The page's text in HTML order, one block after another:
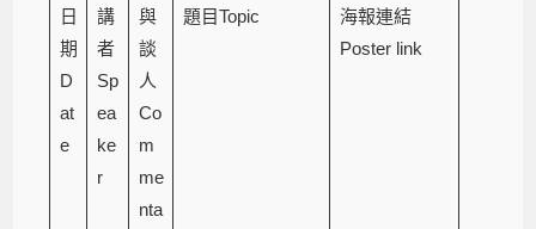
日
期
D
at
e
講
者
Sp
ea
ke
r
與
談
人
Co
m
me
nta
題目Topic
海報連結
Poster link